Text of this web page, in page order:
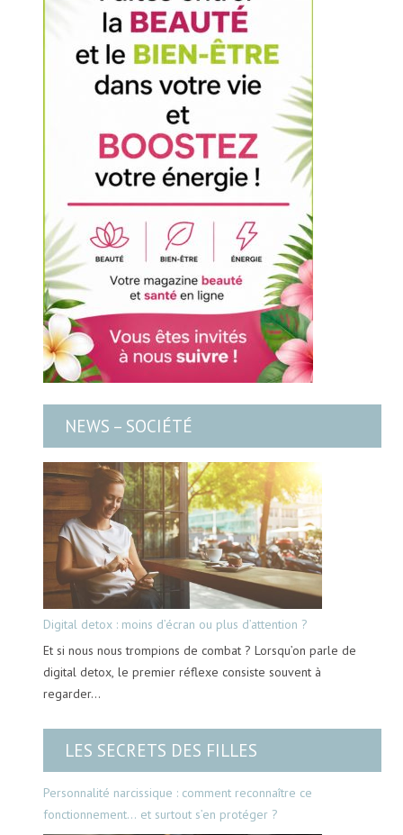
NEWS – SOCIÉTÉ
Digital detox : moins d’écran ou plus d’attention ?
Et si nous nous trompions de combat ? Lorsqu’on parle de
digital detox, le premier réflexe consiste souvent à
regarder…
LES SECRETS DES FILLES
Personnalité narcissique : comment reconnaître ce
fonctionnement… et surtout s’en protéger ?